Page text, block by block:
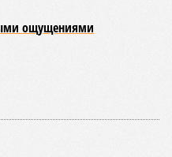
республики в
технологического
ряду направлений мы
например в части
– указал Назаров.
привлекла
в рамках
Большая часть этих
центра дронов на